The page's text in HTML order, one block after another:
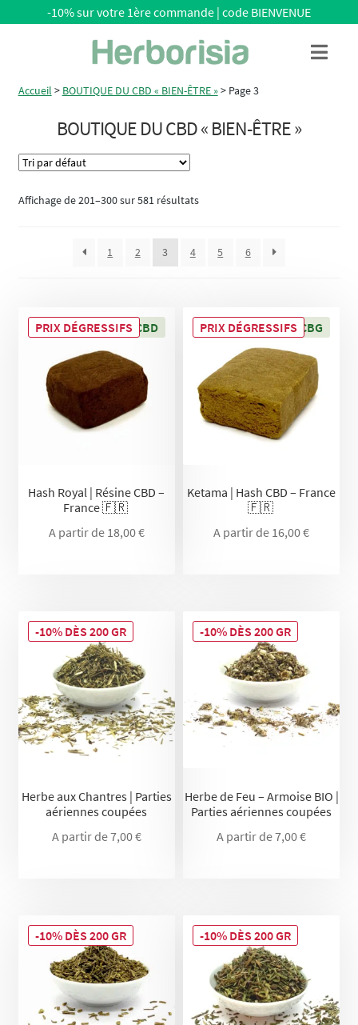
navigation
-10% sur votre 1ère commande | code BIENVENUE
Menu
Accueil > BOUTIQUE DU CBD « BIEN-ÊTRE »> Page 3
BOUTIQUE DU CBD « BIEN-ÊTRE »
Affichage de 201–300 sur 581 résultats
1 2 3 4 5 6
17% CBD
Hash Royal | Résine CBD –
France 🇫🇷
PRIX DÉGRESSIFS
A partir de 18,00€
16% CBD/CBG
Ketama | Hash CBD – France
🇫🇷
PRIX DÉGRESSIFS
A partir de 16,00€
Herbe aux Chantres | Parties
aériennes coupées
-10% DÈS 200 GR
A partir de7,00€
Herbe de Feu – Armoise BIO |
Parties aériennes coupées
-10% DÈS 200 GR
A partir de7,00€
-10% DÈS 200 GR -10% DÈS 200 GR